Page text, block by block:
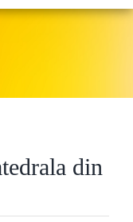
din